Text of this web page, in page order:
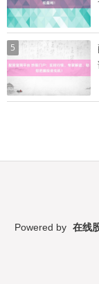
5
Powered by 在线